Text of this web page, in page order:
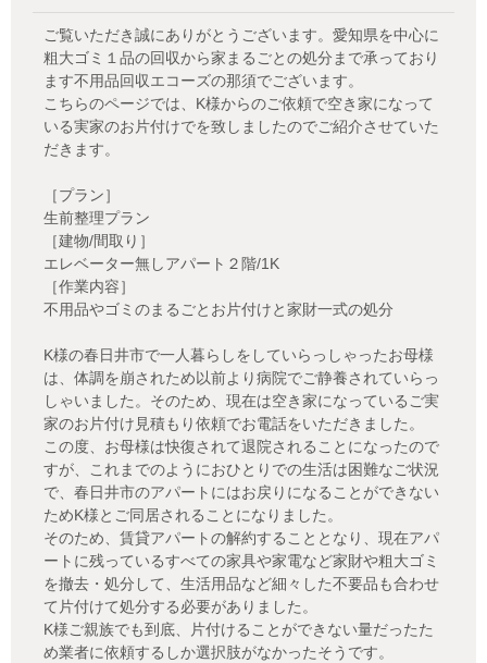
ご覧いただき誠にありがとうございます。愛知県を中心に
粗大ゴミ１品の回収から家まるごとの処分まで承っており
ます不用品回収エコーズの那須でございます。
こちらのページでは、K様からのご依頼で空き家になって
いる実家のお片付けでを致しましたのでご紹介させていた
だきます。
［プラン］
生前整理プラン
［建物/間取り］
エレベーター無しアパート２階/1K
［作業内容］
不用品やゴミのまるごとお片付けと家財一式の処分
K様の春日井市で一人暮らしをしていらっしゃったお母様
は、体調を崩されため以前より病院でご静養されていらっ
しゃいました。そのため、現在は空き家になっているご実
家のお片付け見積もり依頼でお電話をいただきました。
この度、お母様は快復されて退院されることになったので
すが、これまでのようにおひとりでの生活は困難なご状況
で、春日井市のアパートにはお戻りになることができない
ためK様とご同居されることになりました。
そのため、賃貸アパートの解約することとなり、現在アパ
ートに残っているすべての家具や家電など家財や粗大ゴミ
を撤去・処分して、生活用品など細々した不要品も合わせ
て片付けて処分する必要がありました。
K様ご親族でも到底、片付けることができない量だったた
め業者に依頼するしか選択肢がなかったそうです。